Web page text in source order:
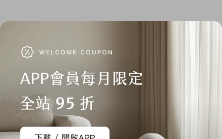
商品規格
產地：台灣